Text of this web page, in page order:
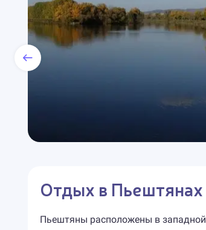
Отдых в Пьештянах
Пьештяны расположены в западной